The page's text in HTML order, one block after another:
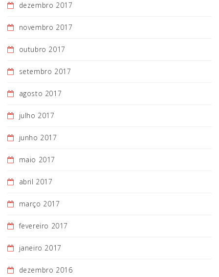
dezembro 2017
novembro 2017
outubro 2017
setembro 2017
agosto 2017
julho 2017
junho 2017
maio 2017
abril 2017
março 2017
fevereiro 2017
janeiro 2017
dezembro 2016